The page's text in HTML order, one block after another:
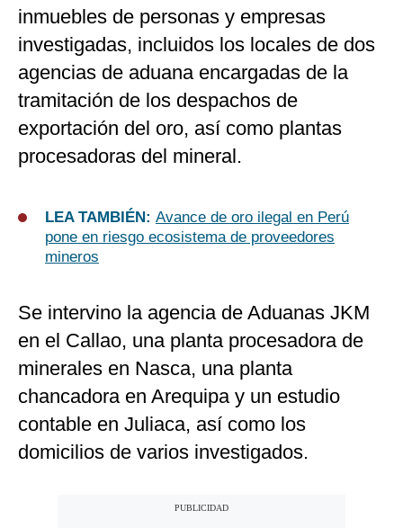
inmuebles de personas y empresas
investigadas, incluidos los locales de dos
agencias de aduana encargadas de la
tramitación de los despachos de
exportación del oro, así como plantas
procesadoras del mineral.
LEA TAMBIÉN: Avance de oro ilegal en Perú
pone en riesgo ecosistema de proveedores
mineros
Se intervino la agencia de Aduanas JKM
en el Callao, una planta procesadora de
minerales en Nasca, una planta
chancadora en Arequipa y un estudio
contable en Juliaca, así como los
domicilios de varios investigados.